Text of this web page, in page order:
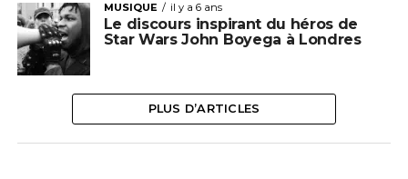
MUSIQUE il y a 6 ans
Le discours inspirant du héros de
Star Wars John Boyega à Londres
PLUS D’ARTICLES